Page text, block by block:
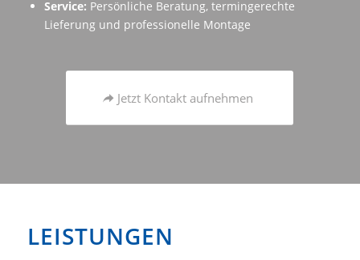
Service: Persönliche Beratung, termingerechte
Lieferung und professionelle Montage
Jetzt Kontakt aufnehmen
LEISTUNGEN